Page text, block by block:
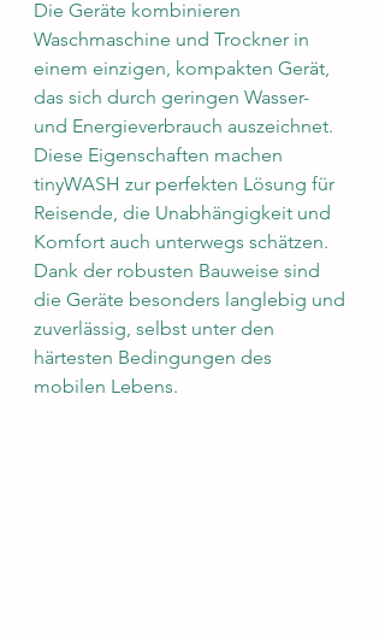
Die Geräte kombinieren
Waschmaschine und Trockner in
einem einzigen, kompakten Gerät,
das sich durch geringen Wasser-
und Energieverbrauch auszeichnet.
Diese Eigenschaften machen
tinyWASH zur perfekten Lösung für
Reisende, die Unabhängigkeit und
Komfort auch unterwegs schätzen.
Dank der robusten Bauweise sind
die Geräte besonders langlebig und
zuverlässig, selbst unter den
härtesten Bedingungen des
mobilen Lebens.